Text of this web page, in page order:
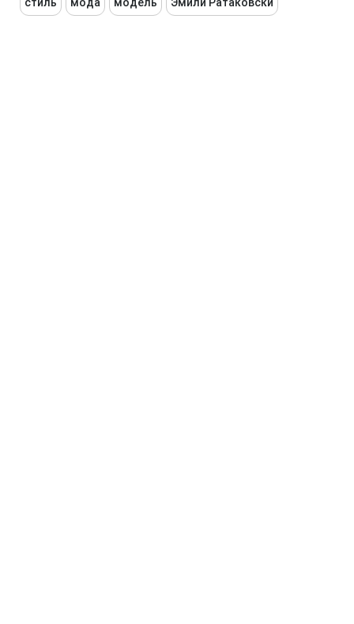
стиль мода модель Эмили Ратаковски